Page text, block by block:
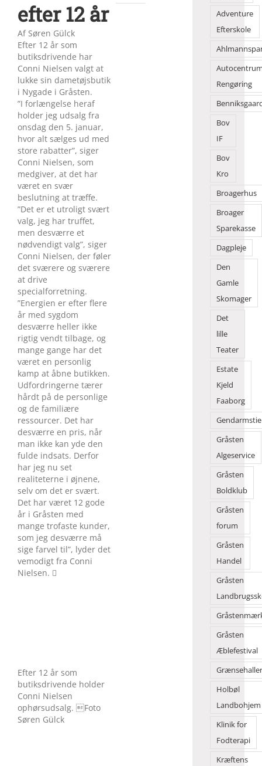
efter 12 år
Af Søren Gülck
Efter 12 år som
butiksdrivende har
Conni Nielsen valgt at
lukke sin dametøjsbutik
i Nygade i Gråsten.
”I forlængelse heraf
holder jeg udsalg fra
onsdag den 5. januar,
hvor alt sælges ud med
store rabatter”, siger
Conni Nielsen, som
medgiver, at det har
været en svær
beslutning at træffe.
”Det er et utroligt svært
valg, jeg har truffet,
men desværre et
nødvendigt valg”, siger
Conni Nielsen, der føler
det sværere og sværere
at drive
specialforretning.
”Energien er efter flere
år med sygdom
desværre heller ikke
rigtig vendt tilbage, og
mange gange har det
været en personlig
kamp at åbne butikken.
Udfor­dringerne tærer
hårdt på de personlige
og de familiære
ressourcer. Det har
desværre en pris, når
man ikke kan yde den
fulde indsats. Derfor
har jeg nu set
realiteterne i øjnene,
selv om det er svært.
Det har været 12 gode
år i Gråsten med
mange trofaste kunder,
som jeg desværre må
sige farvel til”, lyder det
vemodigt fra Conni
Nielsen. 
Efter 12 år som
butiksdrivende holder
Conni Nielsen
ophørsudsalg. Foto
Søren Gülck
Adventure
Efterskole
Rengøring
Bov
IF
Bov
Kro
Broagerhus
Broager
Sparekasse
Dagpleje
Den
Gamle
Skomager
Det
lille
Teater
Estate
Kjeld
Faaborg
Gråsten
Algeservice
Gråsten
Boldklub
Gråsten
forum
Gråsten
Handel
Gråsten
Gråsten
Æblefestival
Holbøl
Landbohjem
Klinik for
Fodterapi
Kræftens